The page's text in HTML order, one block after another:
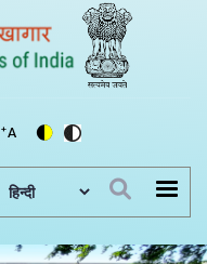
+A
Select your language